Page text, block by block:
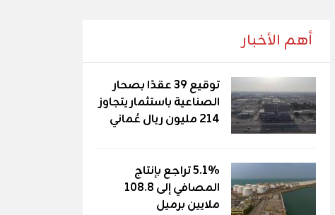
أهم الأخبار
توقيع 39 عقدًا بصحار
الصناعية باستثمار يتجاوز
214 مليون ريال عُماني
5.1% تراجع بإنتاج
المصافي إلى 108.8
ملايين برميل